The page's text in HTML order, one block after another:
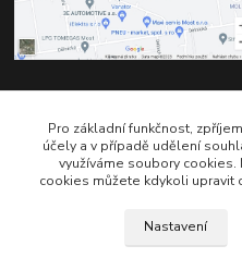
Kontakty
Pro základní funkčnost,
účely a v případě udělení
využíváme soubory
cookies můžete kdykoli upravit
Nastavení